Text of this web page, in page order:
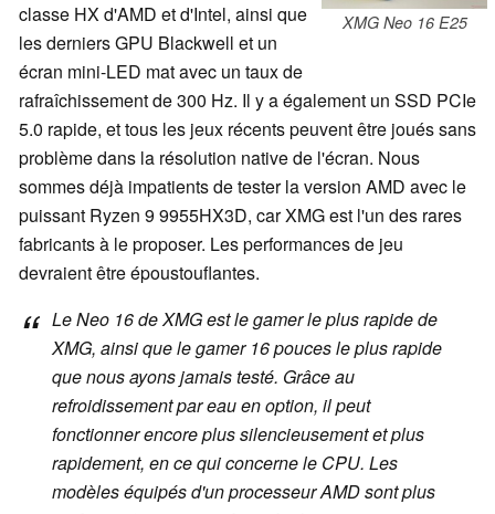
XMG Neo 16 E25
classe HX d'AMD et d'Intel, ainsi que
les derniers GPU Blackwell et un
écran mini-LED mat avec un taux de
rafraîchissement de 300 Hz. Il y a également un SSD PCIe
5.0 rapide, et tous les jeux récents peuvent être joués sans
problème dans la résolution native de l'écran. Nous
sommes déjà impatients de tester la version AMD avec le
puissant Ryzen 9 9955HX3D, car XMG est l'un des rares
fabricants à le proposer. Les performances de jeu
devraient être époustouflantes.
Le Neo 16 de XMG est le gamer le plus rapide de
XMG, ainsi que le gamer 16 pouces le plus rapide
que nous ayons jamais testé. Grâce au
refroidissement par eau en option, il peut
fonctionner encore plus silencieusement et plus
rapidement, en ce qui concerne le CPU. Les
modèles équipés d'un processeur AMD sont plus